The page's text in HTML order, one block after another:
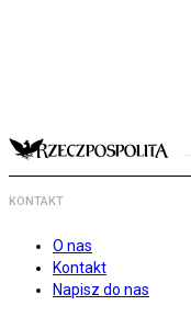
KONTAKT
O nas
Kontakt
Napisz do nas